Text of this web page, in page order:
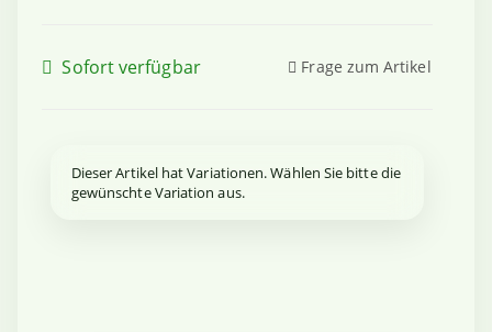
Sofort verfügbar Frage zum Artikel
x
Dieser Artikel hat Variationen. Wählen Sie bitte die
gewünschte Variation aus.